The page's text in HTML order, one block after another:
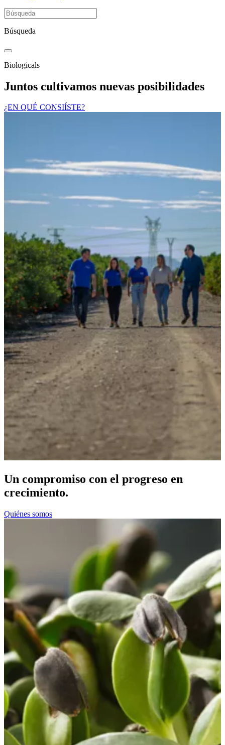
Búsqueda
Biologicals
Juntos cultivamos nuevas posibilidades
¿EN QUÉ CONSIÍSTE?​
Un compromiso con el progreso en
crecimiento.
Quiénes somos